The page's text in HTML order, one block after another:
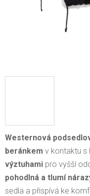
Westernová
beránkem v kontaktu s
výztuhami pro vyšší
pohodlná a tlumí
sedla a přispívá ke